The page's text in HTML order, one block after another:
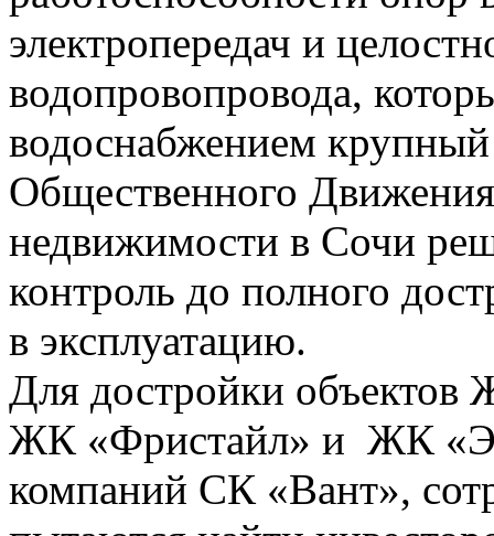
электропередач и
водопровопровода,
водоснабжением
Общественного
недвижимости в Сочи
контроль до полного
в эксплуатацию.
Для достройки
ЖК «Фристайл» и ЖК
компаний СК «Вант»,